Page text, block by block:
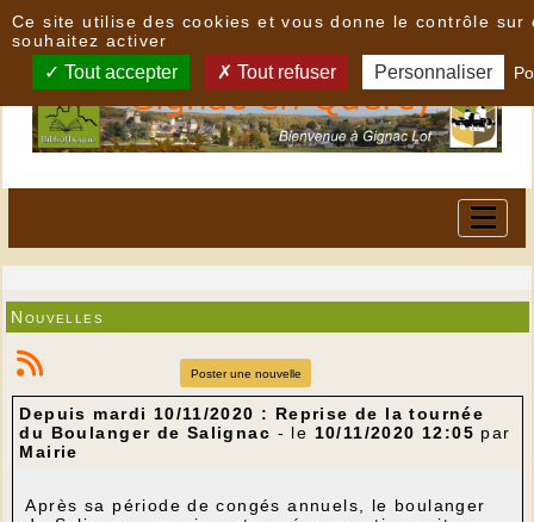
Nouvelles
Poster une nouvelle
Depuis mardi 10/11/2020 : Reprise de la tournée
du Boulanger de Salignac - le 10/11/2020 12:05 par
Mairie
Après sa période de congés annuels, le boulanger
Ce site utilise des cookies et vous donne le contrôle sur
souhaitez activer
Tout accepter Tout refuser Personnaliser